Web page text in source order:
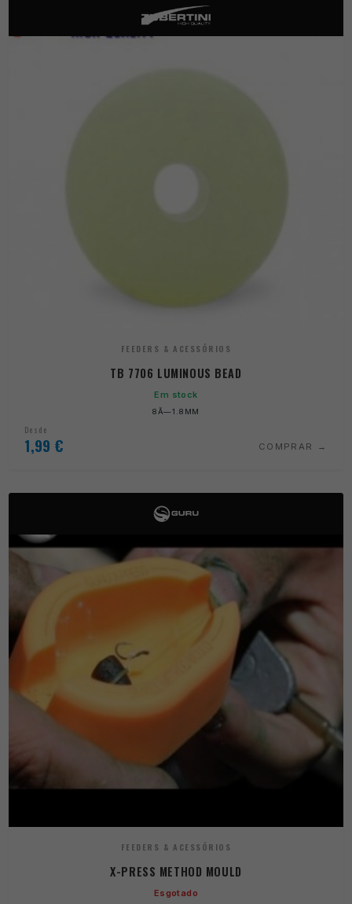
FEEDERS & ACESSÓRIOS
TB 7706 LUMINOUS BEAD
Em stock
8Ã—1.8MM
Desde
1,99 € COMPRAR
FEEDERS & ACESSÓRIOS
X-PRESS METHOD MOULD
Esgotado